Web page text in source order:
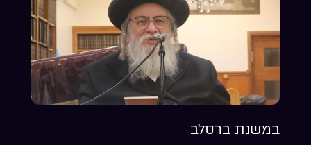
במשנת ברסלב